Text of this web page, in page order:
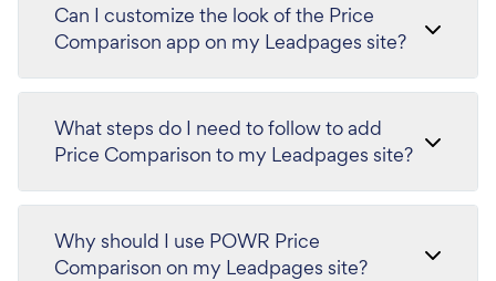
Can I customize the look of the Price
Comparison app on my Leadpages site?
What steps do I need to follow to add
Price Comparison to my Leadpages site?
Why should I use POWR Price
Comparison on my Leadpages site?